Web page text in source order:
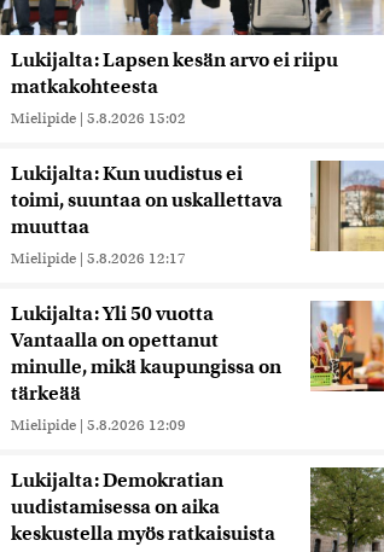
Lukijalta: Lapsen kesän arvo ei riipu
matkakohteesta
Mielipide | 5.8.2026 15:02
Lukijalta: Kun uudistus ei
toimi, suuntaa on uskallettava
muuttaa
Mielipide | 5.8.2026 12:17
Lukijalta: Yli 50 vuotta
Vantaalla on opettanut
minulle, mikä kaupungissa on
tärkeää
Mielipide | 5.8.2026 12:09
Lukijalta: Demokratian
uudistamisessa on aika
keskustella myös ratkaisuista